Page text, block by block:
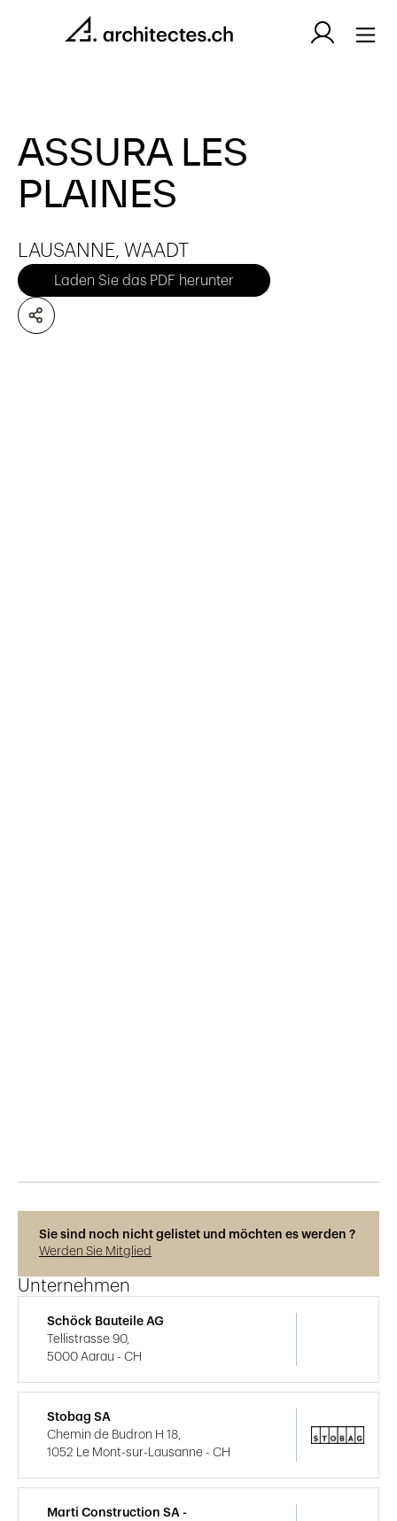
ASSURA LES
PLAINES
LAUSANNE, WAADT
Laden Sie das PDF herunter
Sie sind noch nicht gelistet und möchten es werden ?
Werden Sie Mitglied
Unternehmen
Schöck Bauteile AG
Tellistrasse 90,
5000 Aarau - CH
Stobag SA
Chemin de Budron H 18,
1052 Le Mont-sur-Lausanne - CH
Marti Construction SA -